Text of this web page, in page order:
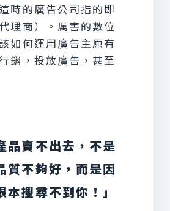
時的廣告公司指的即
理商）。厲害的數位
如何運用廣告主原有
銷，投放廣告，甚至
品賣不出去，不是
質不夠好，而是因
本搜尋不到你！」